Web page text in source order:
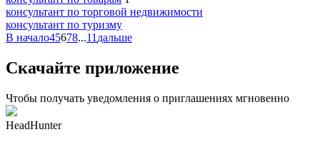
консультант по торговой недвижимости
консультант по туризму
В начало45678...11 дальше
Скачайте приложение
Чтобы получать уведомления о приглашениях мгновенно
HeadHunter